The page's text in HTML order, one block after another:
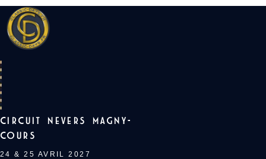
Skip
to
content
CIRCUIT NEVERS MAGNY-
COURS
24 & 25 AVRIL 2027